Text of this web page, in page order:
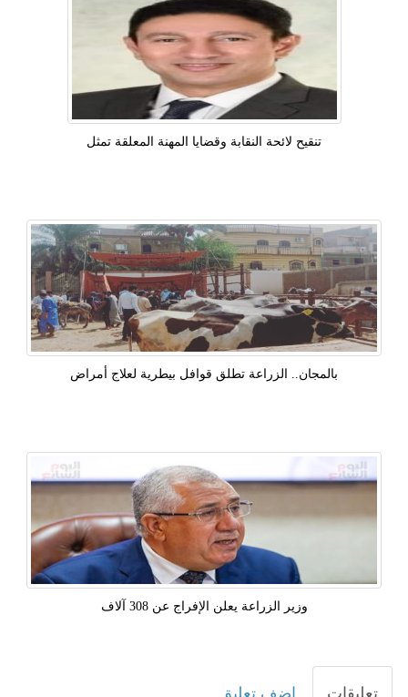
تنقيح لائحة النقابة وقضايا المهنة المعلقة تمثل
بالمجان.. الزراعة تطلق قوافل بيطرية لعلاج أمراض
وزير الزراعة يعلن الإفراج عن 308 آلاف